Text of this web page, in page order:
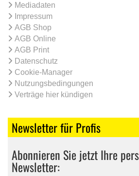
Mediadaten
Impressum
AGB Shop
AGB Online
AGB Print
Datenschutz
Cookie-Manager
Nutzungsbedingungen
Verträge hier kündigen
Newsletter für Profis
Abonnieren Sie jetzt Ihre
Newsletter: